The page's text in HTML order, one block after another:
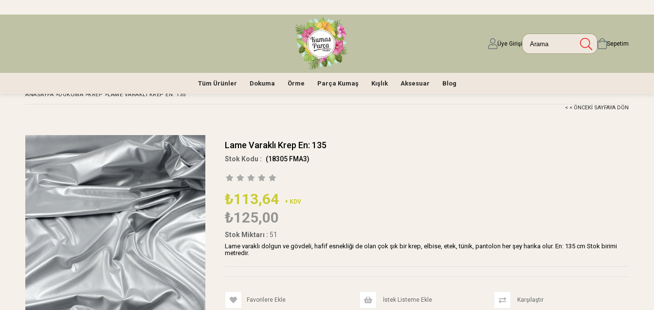
Üye Girişi Sepetim
Tüm Ürünler Dokuma Örme Parça Kumaş Kışlık Aksesuar Blog
ANASAYFA >DOKUMA >KREP >LAME VARAKLI KREP EN: 135
< < ÖNCEKI SAYFAYA DÖN
Lame Varaklı Krep En: 135
(18305 FMA3)
₺113,64 + KDV
₺125,00
Stok Miktarı : 51
Lame varaklı dolgun ve gövdeli, hafif esnekliği de olan çok şık bir krep, elbise, etek, tünik, pantolon her şey harika olur. En: 135 cm Stok birimi
metredir.
Favorilere Ekle İstek Listeme Ekle Karşılaştır